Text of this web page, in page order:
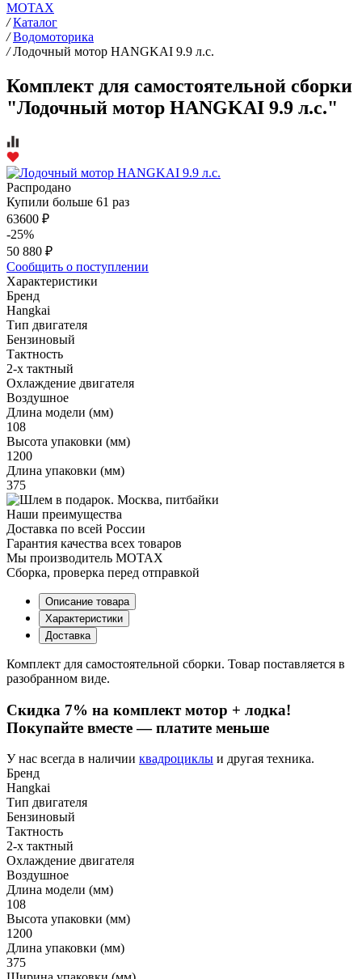
MOTAX
/ Каталог
/ Водомоторика
/ Лодочный мотор HANGKAI 9.9 л.с.
Комплект для самостоятельной сборки
"Лодочный мотор HANGKAI 9.9 л.с."
Распродано
Купили больше 61 раз
63600 ₽
-25%
50 880 ₽
Сообщить о поступлении
Характеристики
Бренд
Hangkai
Тип двигателя
Бензиновый
Тактность
2-х тактный
Охлаждение двигателя
Воздушное
Длина модели (мм)
108
Высота упаковки (мм)
1200
Длина упаковки (мм)
375
Наши преимущества
Доставка по всей России
Гарантия качества всех товаров
Мы производитель MOTAX
Сборка, проверка перед отправкой
Описание товара
Характеристики
Доставка
Комплект для самостоятельной сборки. Товар поставляется в
разобранном виде.
Скидка 7% на комплект мотор + лодка!
Покупайте вместе — платите меньше
У нас всегда в наличии квадроциклы и другая техника.
Бренд
Hangkai
Тип двигателя
Бензиновый
Тактность
2-х тактный
Охлаждение двигателя
Воздушное
Длина модели (мм)
108
Высота упаковки (мм)
1200
Длина упаковки (мм)
375